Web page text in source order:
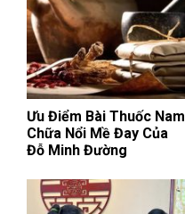
Ưu Điểm Bài Thuốc Nam
Chữa Nổi Mề Đay Của
Đỗ Minh Đường